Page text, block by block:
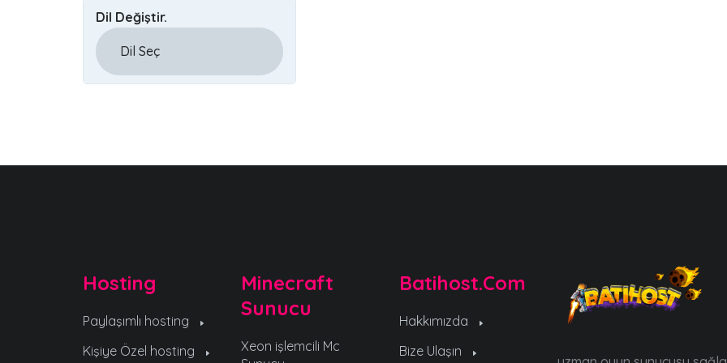
Dil Değiştir.
Hosting
Paylaşımlı hosting
Kişiye Özel hosting
Minecraft
Sunucu
Xeon işlemcili Mc
Batihost.Com
Hakkımızda
Bize Ulaşın